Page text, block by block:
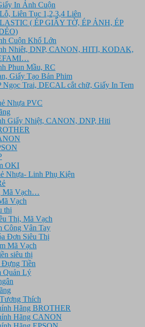
In Ảnh Cuộn
Liên Tục 1,2,3,4 Liên
( ÉP GIẤY TỜ, ÉP ẢNH, ÉP
Cuộn Khổ Lớn
Nhiêt, DNP, CANON, HITI, KODAK,
Phun Mầu, RC
Giấy Tạo Bản Phim
Ngọc Trai, DECAL cắt chữ, Giấy In Tem
Nhựa PVC
Giấy Nhiệt, CANON, DNP, Hiti
OKI
Nhựa- Linh Phụ Kiện
Mã Vạch…
Vạch
thị
Thị, Mã Vạch
Công Vân Tay
Đơn Siêu Thị
Mã Vạch
siêu thị
Đựng Tiền
Quản Lý
Thích
Hãng BROTHER
Hãng CANON